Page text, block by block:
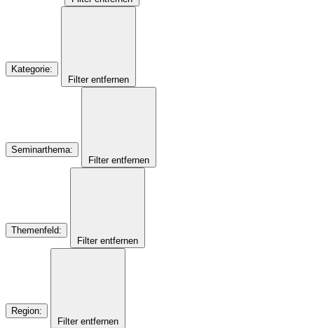
Kategorie:
Filter entfernen
Seminarthema:
Filter entfernen
Themenfeld:
Filter entfernen
Region:
Filter entfernen